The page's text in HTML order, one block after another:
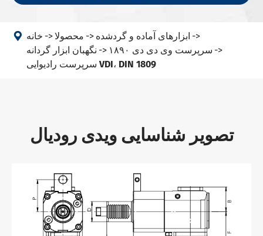
 خانه محصولا
ابزارهای آماده و گردشده
نگهبان ابزار گردانه
سرپرست وی دی دی ۱۸۹۰
سرپرست رادیوایی VDI، DIN 1809
تصویر شناسایی ویدی رودیال